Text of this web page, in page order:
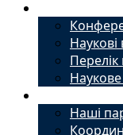
Наукове
Наші